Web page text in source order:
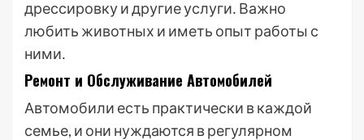
дрессировку и другие услуги․ Важно
любить животных и иметь опыт работы с
ними․
Ремонт и Обслуживание Автомобилей
Автомобили есть практически в каждой
семье, и они нуждаются в регулярном